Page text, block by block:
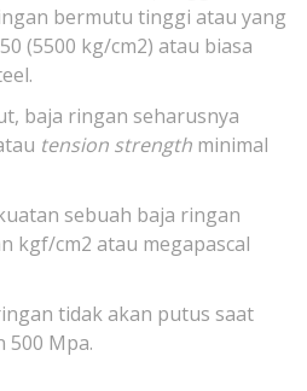
bermutu tinggi atau yang
(5500 kg/cm2) atau biasa
baja ringan seharusnya
tension strength minimal
sebuah baja ringan
kgf/cm2 atau megapascal
tidak akan putus saat
500 Mpa.